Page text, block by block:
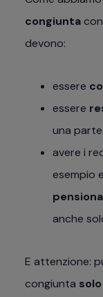
congiuntacon
devono:
essere
essere
una parte
avere i
esempio
anche
E attenzione:
congiunta